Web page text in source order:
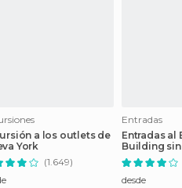
a los outlets de
York
(1.649)
Entradas
Entradas al
Building
desde